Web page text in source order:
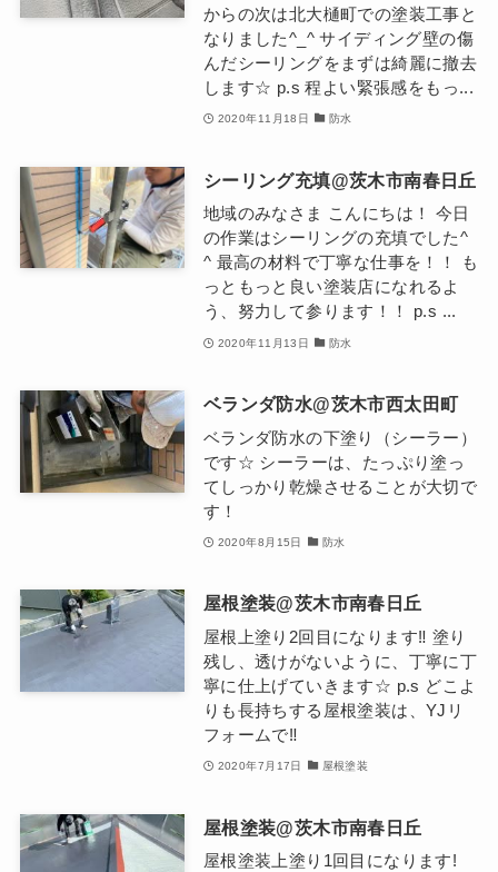
からの次は北大樋町での塗装工事と
なりました^_^ サイディング壁の傷
んだシーリングをまずは綺麗に撤去
します☆ p.s 程よい緊張感をもっ...
2020年11月18日 防水
シーリング充填@茨木市南春日丘
地域のみなさま こんにちは！ 今日
の作業はシーリングの充填でした^
^ 最高の材料で丁寧な仕事を！！ も
っともっと良い塗装店になれるよ
う、努力して参ります！！ p.s ...
2020年11月13日 防水
ベランダ防水@茨木市西太田町
ベランダ防水の下塗り（シーラー）
です☆ シーラーは、たっぷり塗っ
てしっかり乾燥させることが大切で
す！
2020年8月15日 防水
屋根塗装@茨木市南春日丘
屋根上塗り2回目になります‼︎ 塗り
残し、透けがないように、丁寧に丁
寧に仕上げていきます☆ p.s どこよ
りも長持ちする屋根塗装は、YJリ
フォームで‼︎
2020年7月17日 屋根塗装
屋根塗装@茨木市南春日丘
屋根塗装上塗り1回目になります!